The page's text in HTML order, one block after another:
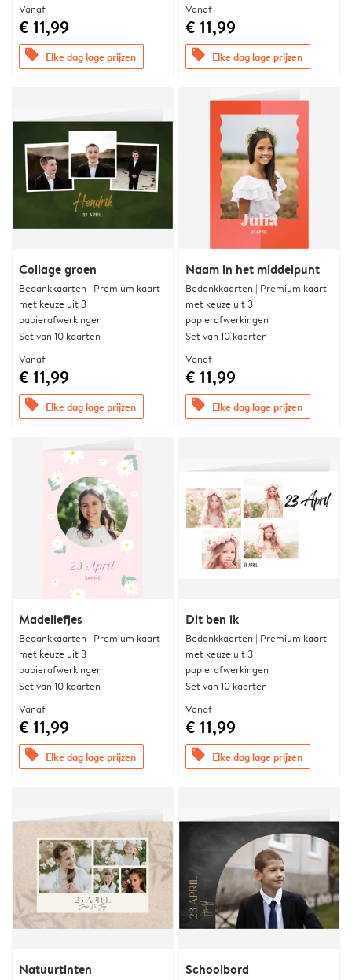
Vanaf
€ 11,99
offers Elke dag lage prijzen
Vanaf
€ 11,99
offers Elke dag lage prijzen
Collage groen
Bedankkaarten | Premium kaart
met keuze uit 3
papierafwerkingen
Set van 10 kaarten
Vanaf
€ 11,99
offers Elke dag lage prijzen
Naam in het middelpunt
Bedankkaarten | Premium kaart
met keuze uit 3
papierafwerkingen
Set van 10 kaarten
Vanaf
€ 11,99
offers Elke dag lage prijzen
Madeliefjes
Bedankkaarten | Premium kaart
met keuze uit 3
papierafwerkingen
Set van 10 kaarten
Vanaf
€ 11,99
offers Elke dag lage prijzen
Dit ben ik
Bedankkaarten | Premium kaart
met keuze uit 3
papierafwerkingen
Set van 10 kaarten
Vanaf
€ 11,99
offers Elke dag lage prijzen
Natuurtinten Schoolbord